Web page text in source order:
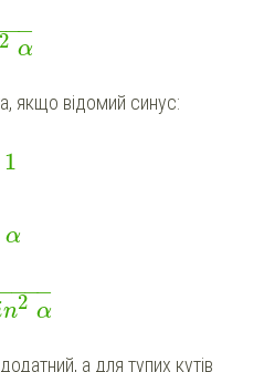
α
−
−
якщо відомий синус:
1
α
2 α
−
−−
а для тупих кутів